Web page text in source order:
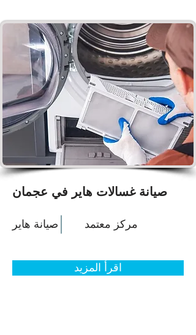
صيانة غسالات هاير في عجمان
صيانة هاير مركز معتمد
اقرأ المزيد